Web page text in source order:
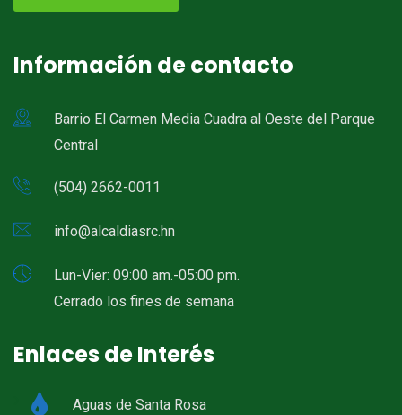
Información de contacto
Barrio El Carmen Media Cuadra al Oeste del Parque
Central
(504) 2662-0011
info@alcaldiasrc.hn
Lun-Vier: 09:00 am.-05:00 pm.
Cerrado los fines de semana
Enlaces de Interés
Aguas de Santa Rosa